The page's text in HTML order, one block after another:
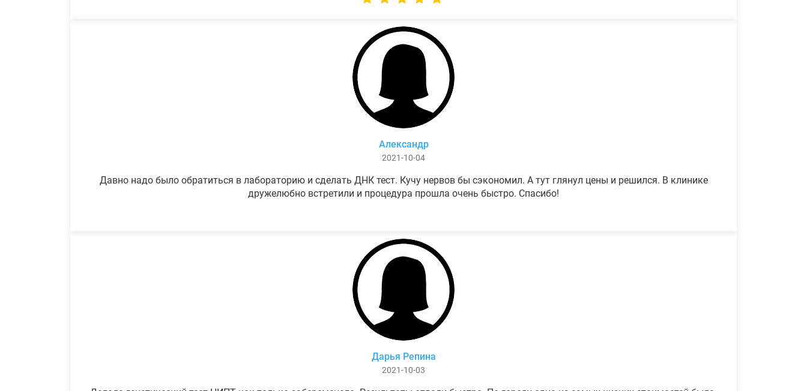
Александр
2021-10-04
Давно надо было обратиться в лабораторию и сделать ДНК тест. Кучу нервов бы сэкономил. А тут глянул цены и решился. В клинике
дружелюбно встретили и процедура прошла очень быстро. Спасибо!
Дарья Репина
2021-10-03